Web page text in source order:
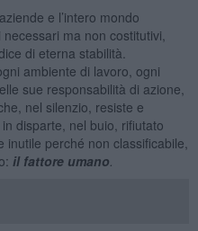
e l’intero mondo
ma non costitutivi,
di eterna stabilità.
ambiente di lavoro, ogni
sue responsabilità di azione,
nel silenzio, resiste e
disparte, nel buio, rifiutato
perché non classificabile,
il fattore umano